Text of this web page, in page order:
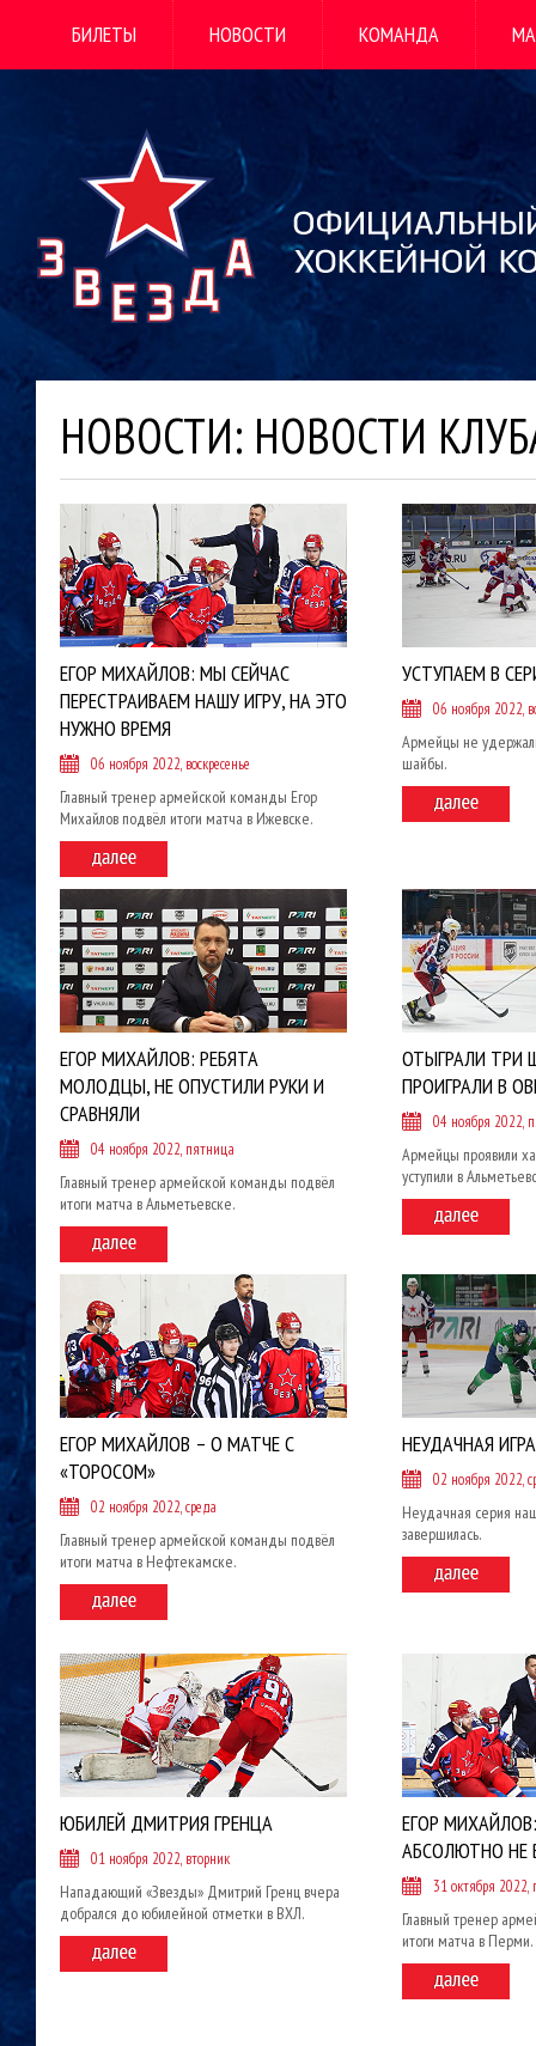
БИЛЕТЫ НОВОСТИ КОМАНДА
НОВОСТИ: НОВОСТИ
ЕГОР МИХАЙЛОВ: МЫ СЕЙЧАС
ПЕРЕСТРАИВАЕМ НАШУ ИГРУ, НА ЭТО
НУЖНО ВРЕМЯ
06 ноября 2022, воскресенье
Главный тренер армейской команды Егор
Михайлов подвёл итоги матча в Ижевске.
УСТУПАЕМ В
06 ноября 2022,
Армейцы не
шайбы.
ЕГОР МИХАЙЛОВ: РЕБЯТА
МОЛОДЦЫ, НЕ ОПУСТИЛИ РУКИ И
СРАВНЯЛИ
04 ноября 2022, пятница
Главный тренер армейской команды подвёл
итоги матча в Альметьевске.
ОТЫГРАЛИ ТРИ
ПРОИГРАЛИ В
04 ноября 2022,
Армейцы проявили
уступили в
ЕГОР МИХАЙЛОВ – О МАТЧЕ С
«ТОРОСОМ»
02 ноября 2022, среда
Главный тренер армейской команды подвёл
итоги матча в Нефтекамске.
НЕУДАЧНАЯ
02 ноября 2022,
Неудачная серия
завершилась.
ЮБИЛЕЙ ДМИТРИЯ ГРЕНЦА
01 ноября 2022, вторник
Нападающий «Звезды» Дмитрий Гренц вчера
добрался до юбилейной отметки в ВХЛ.
ЕГОР
АБСОЛЮТНО НЕ
31 октября 2022,
Главный тренер
итоги матча в Перми.